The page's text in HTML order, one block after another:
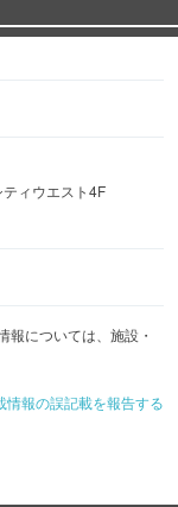
ィウエスト4F
については、施設・
情報の誤記載を報告する